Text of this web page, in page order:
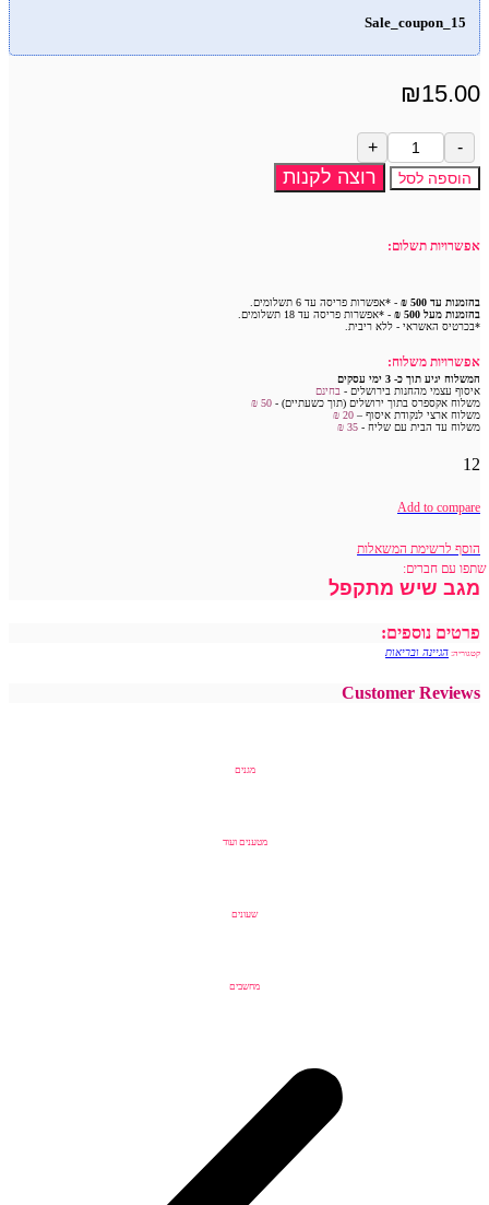
Sale_coupon_15
₪15.00
כמות
של
מגב
הוספה לסל רוצה לקנות
אפשרויות תשלום:
בהזמנות עד 500 ₪
- *אפשרות פריסה עד 6 תשלומים.
בהזמנות מעל 500 ₪
- *אפשרות פריסה עד 18 תשלומים.
*בכרטיס האשראי - ללא ריבית.
אפשרויות משלוח:
המשלוח יגיע תוך כ- 3 ימי עסקים
איסוף עצמי מהחנות בירושלים - בחינם
משלוח אקספרס בתוך ירושלים (תוך כשעתיים) - 50 ₪
משלוח ארצי לנקודת איסוף – 20 ₪
משלוח עד הבית עם שליח - 35
₪
12
Add to compare
הוסף לרשימת המשאלות
שתפו עם חברים:
מגב שיש מתקפל
פרטים נוספים:
קטגוריה: הגיינה ובריאות
Customer Reviews
מגנים
מטענים ועוד
שעונים
מחשבים